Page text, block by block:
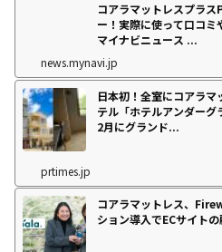
コアラマットレスプラス
ー！実際に使って口コミ
マイナビニュース ...
news.mynavi.jp
日本初！全室にコアラ
テル「ホテルアンダーグ
2月にグランド...
prtimes.jp
コアラマットレス、
ション導入でECサイト